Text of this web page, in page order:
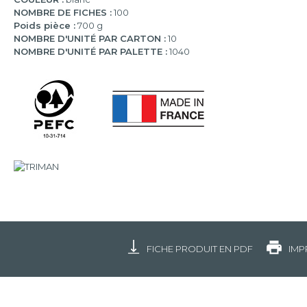
NOMBRE DE FICHES :100
Poids pièce :700 g
NOMBRE D'UNITÉ PAR CARTON :10
NOMBRE D'UNITÉ PAR PALETTE :1040
FICHE PRODUIT EN PDF